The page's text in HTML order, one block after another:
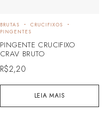
LEIA MAIS
BRUTAS
CRUCIFIXOS
PINGENTES
PINGENTE CRUCIFIXO
CRAV BRUTO
R$2,20